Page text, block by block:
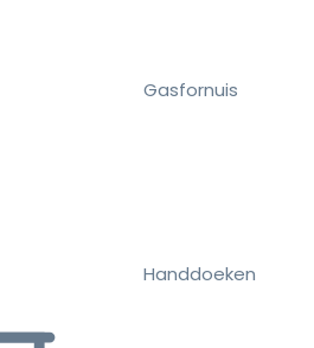
Gasfornuis
Handdoeken